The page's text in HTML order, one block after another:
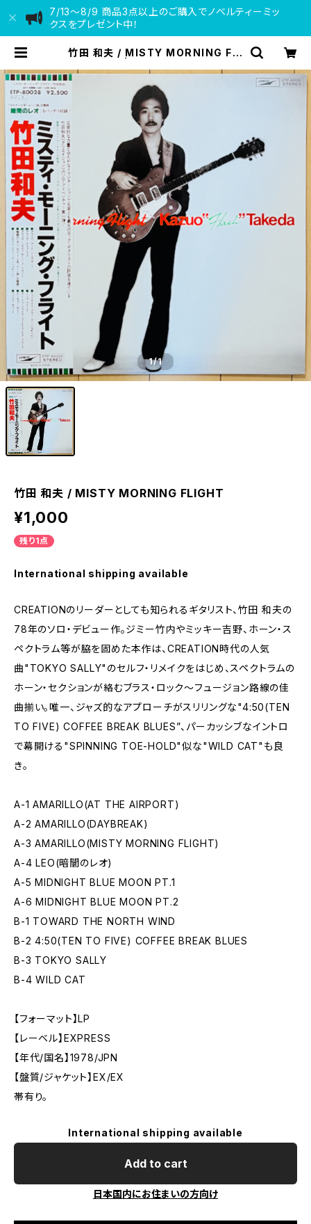
7/13〜8/9 商品3点以上のご購入でノベルティーミッ
クスをプレゼント中！
竹田 和夫 / MISTY MORNING FLI
1/1
竹田 和夫 / MISTY MORNING FLIGHT
¥1,000
残り1点
International shipping available
CREATIONのリーダーとしても知られるギタリスト、竹田 和夫の
78年のソロ・デビュー作。ジミー竹内やミッキー吉野、ホーン・ス
ペクトラム等が脇を固めた本作は、CREATION時代の人気
曲"TOKYO SALLY"のセルフ・リメイクをはじめ、スペクトラムの
ホーン・セクションが絡むブラス・ロック〜フュージョン路線の佳
曲揃い。唯一、ジャズ的なアプローチがスリリングな"4:50(TEN
TO FIVE) COFFEE BREAK BLUES”、パーカッシブなイントロ
で幕開ける"SPINNING TOE-HOLD"似な"WILD CAT"も良
き。
A-1 AMARILLO(AT THE AIRPORT)
A-2 AMARILLO(DAYBREAK)
A-3 AMARILLO(MISTY MORNING FLIGHT)
A-4 LEO(暗闇のレオ)
A-5 MIDNIGHT BLUE MOON PT.1
A-6 MIDNIGHT BLUE MOON PT.2
B-1 TOWARD THE NORTH WIND
B-2 4:50(TEN TO FIVE) COFFEE BREAK BLUES
B-3 TOKYO SALLY
B-4 WILD CAT
【フォーマット】LP
【レーベル】EXPRESS
【年代/国名】1978/JPN
【盤質/ジャケット】EX/EX
帯有り。
International shipping available
Add to cart
日本国内にお住まいの方向け